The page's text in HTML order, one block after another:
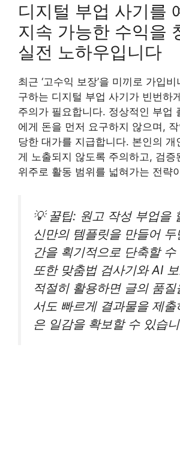
디지털 부업 사기를
지속 가능한 수익을
실전 노하우입니다
최근 ‘고수익 보장’을 미끼로 가입
구하는 디지털 부업 사기가 빈번하
주의가 필요합니다. 정상적인 부업
에게 돈을 먼저 요구하지 않으며,
당한 대가를 지급합니다. 본인의 개
게 노출되지 않도록 주의하고, 검증
위주로 활동 범위를 넓혀가는 전략
💡 꿀팁: 원고 작성 부업을
신만의 템플릿을 만들어
간을 획기적으로 단축할 수
또한 맞춤법 검사기와 AI
적절히 활용하면 글의 품질
서도 빠르게 결과물을 제출
은 일감을 확보할 수 있습